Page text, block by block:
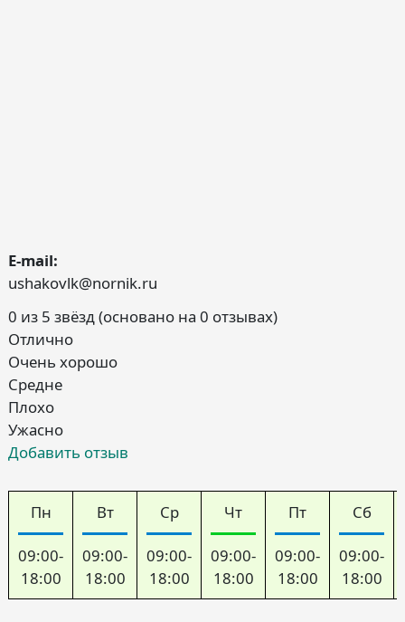
E-mail:
ushakovlk@nornik.ru
0 из 5 звёзд (основано на 0 отзывах)
Отлично
Очень хорошо
Средне
Плохо
Ужасно
Добавить отзыв
Пн
09:00-
18:00
Вт
09:00-
18:00
Ср
09:00-
18:00
Чт
09:00-
18:00
Пт
09:00-
18:00
Сб
09:00-
18:00